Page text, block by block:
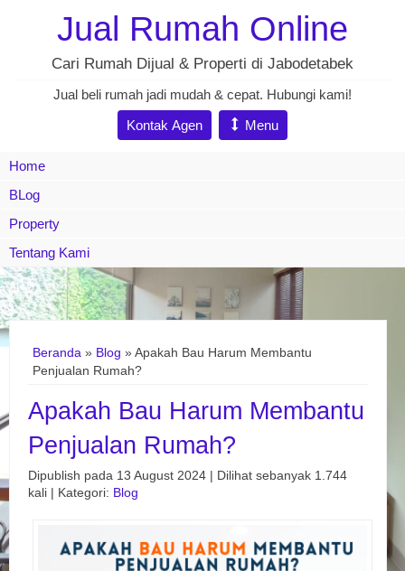
Jual Rumah Online
Cari Rumah Dijual & Properti di Jabodetabek
Jual beli rumah jadi mudah & cepat. Hubungi kami!
Kontak Agen
Menu
Home
BLog
Property
Tentang Kami
Beranda » Blog » Apakah Bau Harum Membantu
Penjualan Rumah?
Apakah Bau Harum Membantu
Penjualan Rumah?
Dipublish pada 13 August 2024 | Dilihat sebanyak 1.744
kali | Kategori: Blog